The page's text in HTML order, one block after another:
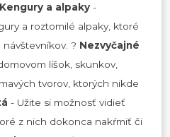
Kengury a alpaky -
a roztomilé alpaky, ktoré
? Nezvyčajné
líšok, skunkov,
tvorov, ktorých nikde
- Užite si možnosť vidieť
z nich dokonca nakŕmiť či